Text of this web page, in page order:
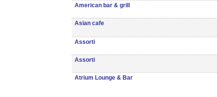
American bar & grill
Asian cafe
Assorti
Assorti
Atrium Lounge & Bar